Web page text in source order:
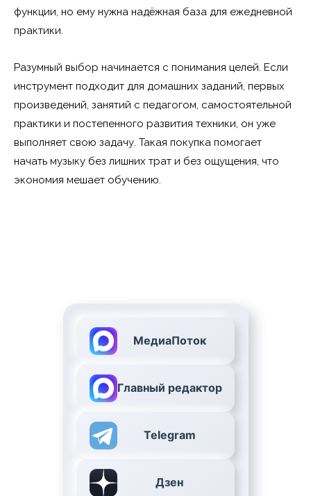
функции, но ему нужна надёжная база для ежедневной
практики.
Разумный выбор начинается с понимания целей. Если
инструмент подходит для домашних заданий, первых
произведений, занятий с педагогом, самостоятельной
практики и постепенного развития техники, он уже
выполняет свою задачу. Такая покупка помогает
начать музыку без лишних трат и без ощущения, что
экономия мешает обучению.
МедиаПоток
Главный редактор
Telegram
Дзен